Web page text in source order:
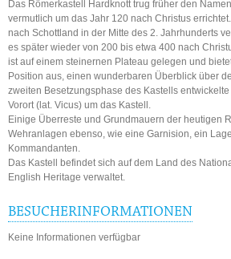
Das Römerkastell Hardknott trug früher den
vermutlich um das Jahr 120 nach Christus
nach Schottland in der Mitte des 2. Jahrhunderts
es später wieder von 200 bis etwa 400 nach
ist auf einem steinernen Plateau gelegen und
Position aus, einen wunderbaren Überblick über
zweiten Besetzungsphase des Kastells
Vorort (lat. Vicus) um das Kastell.
Einige Überreste und Grundmauern der heutigen
Wehranlagen ebenso, wie eine Garnision, ein
Kommandanten.
Das Kastell befindet sich auf dem Land des
English Heritage verwaltet.
BESUCHERINFORMATIONEN
Keine Informationen verfügbar